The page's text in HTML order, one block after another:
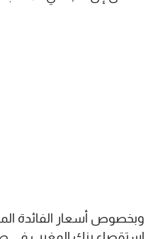
وبخصوص أسعار الفائدة